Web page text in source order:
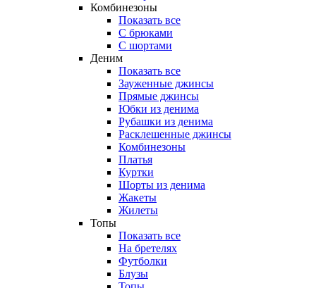
Комбинезоны
Показать все
С брюками
С шортами
Деним
Показать все
Зауженные джинсы
Прямые джинсы
Юбки из денима
Рубашки из денима
Расклешенные джинсы
Комбинезоны
Платья
Куртки
Шорты из денима
Жакеты
Жилеты
Топы
Показать все
На бретелях
Футболки
Блузы